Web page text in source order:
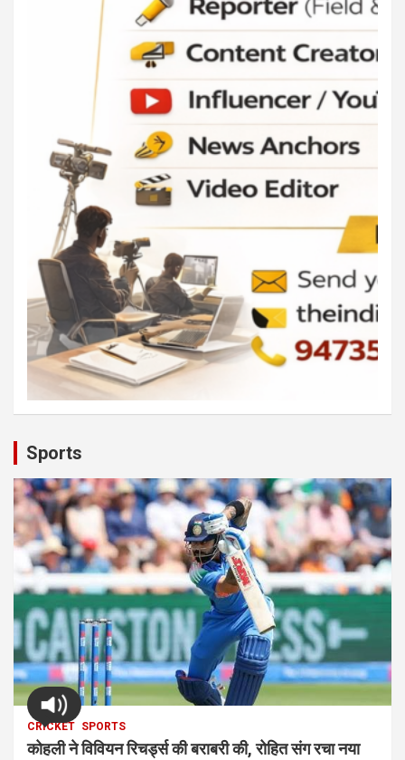
Sports
CRICKET SPORTS
कोहली ने विवियन रिचर्ड्स की बराबरी की, रोहित संग रचा नया